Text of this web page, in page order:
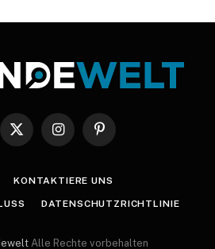
X
InstagramPinterest
KONTAKTIERE UNS
DATENSCHUTZRICHTLINIE
Alle Rechte vorbehalten